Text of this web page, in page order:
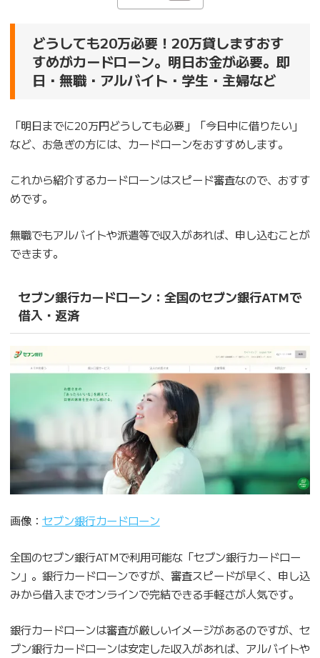
どうしても20万必要！20万貸しますおす
すめがカードローン。明日お金が必要。即
日・無職・アルバイト・学生・主婦など
「明日までに20万円どうしても必要」「今日中に借りたい」
など、お急ぎの方には、カードローンをおすすめします。
これから紹介するカードローンはスピード審査なので、おすす
めです。
無職でもアルバイトや派遣等で収入があれば、申し込むことが
できます。
セブン銀行カードローン：全国のセブン銀行ATMで
借入・返済
画像： セブン銀行カードローン
全国のセブン銀行ATMで利用可能な「セブン銀行カードロー
ン」。銀行カードローンですが、審査スピードが早く、申し込
みから借入までオンラインで完結できる手軽さが人気です。
銀行カードローンは審査が厳しいイメージがあるのですが、セ
ブン銀行カードローンは安定した収入があれば、アルバイトや